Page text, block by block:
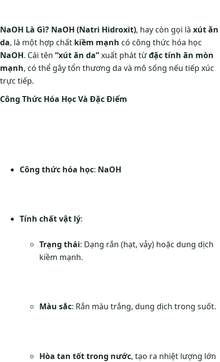
NaOH Là Gì? NaOH (Natri Hidroxit), hay còn gọi là xút ăn
da, là một hợp chất kiềm mạnh có công thức hóa học
NaOH. Cái tên “xút ăn da”xuất phát từđặc tính ăn mòn
mạnh, có thể gây tổn thương da và mô sống nếu tiếp xúc
trực tiếp.
Công Thức Hóa Học Và Đặc Điểm
Công thức hóa học: NaOH
Tính chất vật lý:
Trạng thái: Dạng rắn (hạt, vảy) hoặc dung dịch
kiềm mạnh.
Màu sắc: Rắn màu trắng, dung dịch trong suốt.
Hòa tan tốt trong nước, tạo ra nhiệt lượng lớn